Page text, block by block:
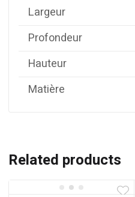
Largeur
Profondeur
Hauteur
Matière
Related products